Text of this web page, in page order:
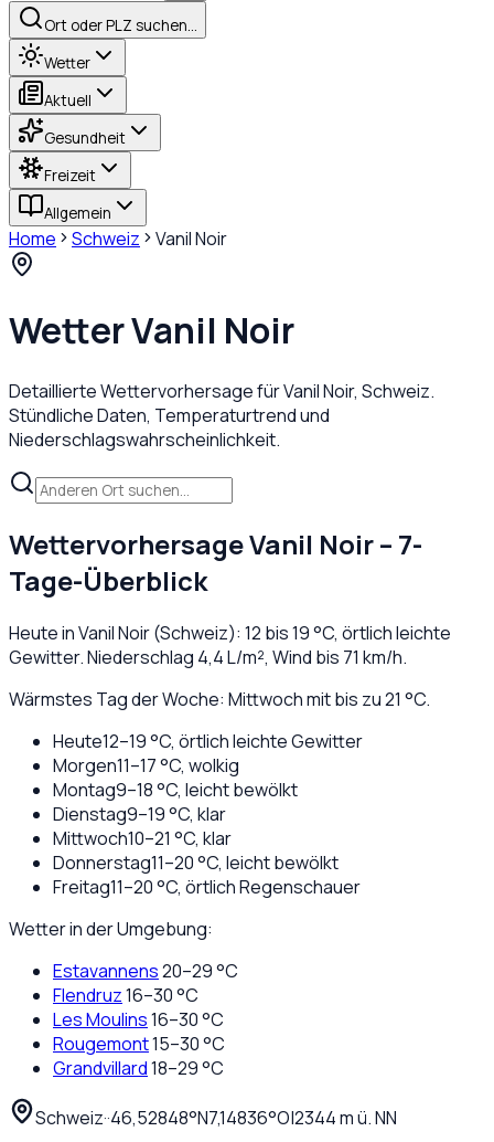
Ort oder PLZ suchen…
Wetter
Aktuell
Gesundheit
Freizeit
Allgemein
Home Schweiz Vanil Noir
WetterVanil Noir
Detaillierte Wettervorhersage fürVanil Noir, Schweiz.
Stündliche Daten, Temperaturtrend und
Niederschlagswahrscheinlichkeit.
WettervorhersageVanil Noir– 7-
Tage-Überblick
Heute inVanil Noir(Schweiz): 12 bis19°C, örtlich leichte
Gewitter. Niederschlag 4,4L/m², Wind bis 71 km/h.
Wärmstes Tag der Woche: Mittwoch mit bis zu 21 °C.
Heute12–19°C, örtlich leichte Gewitter
Morgen11–17°C, wolkig
Montag9–18°C, leicht bewölkt
Dienstag9–19°C, klar
Mittwoch10–21 °C, klar
Donnerstag11–20°C, leicht bewölkt
Freitag11–20°C, örtlich Regenschauer
Wetter in der Umgebung:
Estavannens20–29°C
Flendruz16–30°C
Les Moulins16–30°C
Rougemont15–30°C
Grandvillard18–29°C
Schweiz··46,52848°N7,14836°O|2344m ü. NN